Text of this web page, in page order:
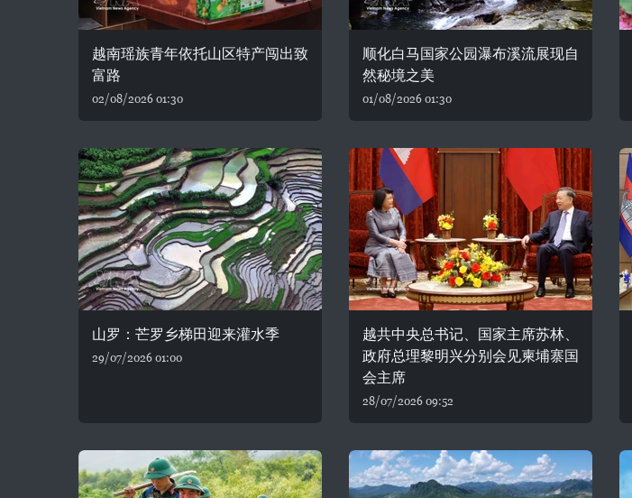
越南瑶族青年依托山区特产闯出致
富路
02/08/2026 01:30
顺化白马国家公园瀑布溪流展现自
然秘境之美
01/08/2026 01:30
山罗：芒罗乡梯田迎来灌水季
29/07/2026 01:00
越共中央总书记、国家主席苏林、
政府总理黎明兴分别会见柬埔寨国
会主席
28/07/2026 09:52